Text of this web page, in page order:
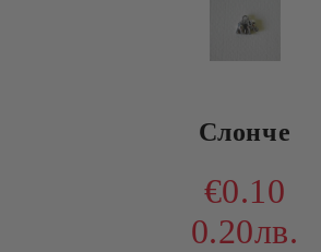
Слонче
€0.10
0.20лв.